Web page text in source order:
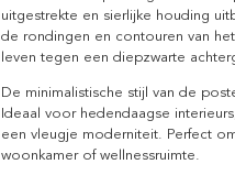
uitgestrekte en sierlijke houding
de rondingen en contouren van
leven tegen een diepzwarte
De minimalistische stijl van de
Ideaal voor hedendaagse
een vleugje moderniteit. Perfect
woonkamer of wellnessruimte.